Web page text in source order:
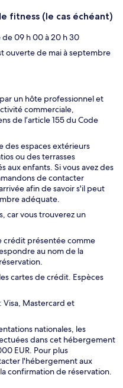
fitness (le cas échéant)
de 09 h 00 à 20 h 30
ouverte de mai à septembre
un hôte professionnel et
commerciale,
de l’article 155 du Code
espaces extérieurs
ou des terrasses
aux enfants. Si vous avez des
de contacter
afin de savoir s'il peut
adéquate.
car vous trouverez un
crédit présentée comme
au nom de la
cartes de crédit. Espèces
Visa, Mastercard et
nationales, les
dans cet hébergement
EUR. Pour plus
l'hébergement aux
confirmation de réservation.